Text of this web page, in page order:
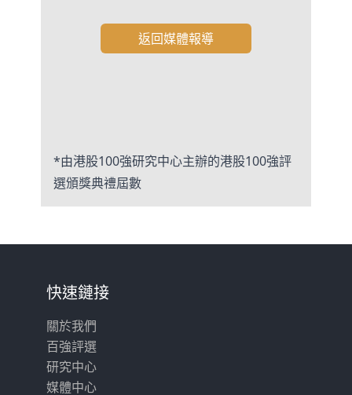
返回媒體報導
*由港股100強研究中心主辦的港股100強評
選頒獎典禮屆數
快速鏈接
關於我們
百強評選
研究中心
媒體中心